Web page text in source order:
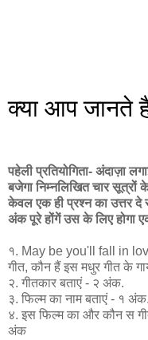
क्या आप जानते
पहेली प्रतियोगिता- अंदाज़ा
बजेगा निम्नलिखित चार
केवल एक ही प्रश्न का उत्तर
अंक पूरे होंगें उस के लिए होगा
१. May be you'll fall in
गीत, कौन हैं इस मधुर गीत के
२. गीतकार बताएं - २ अंक.
३. फिल्म का नाम बताएं - १ अंक.
४. इस फिल्म का और कौन स
अंक